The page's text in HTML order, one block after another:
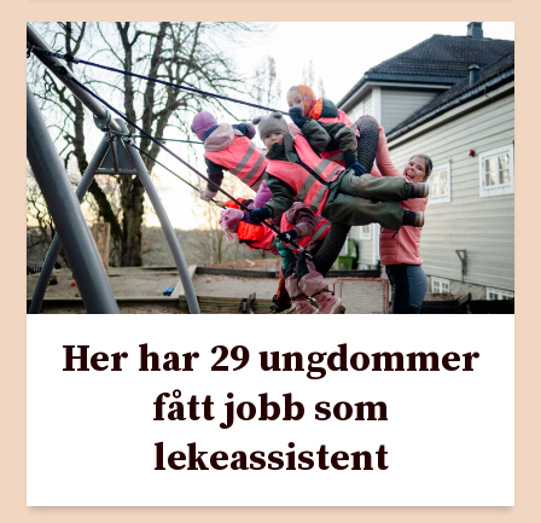
Her har 29 ungdommer
fått jobb som
lekeassistent